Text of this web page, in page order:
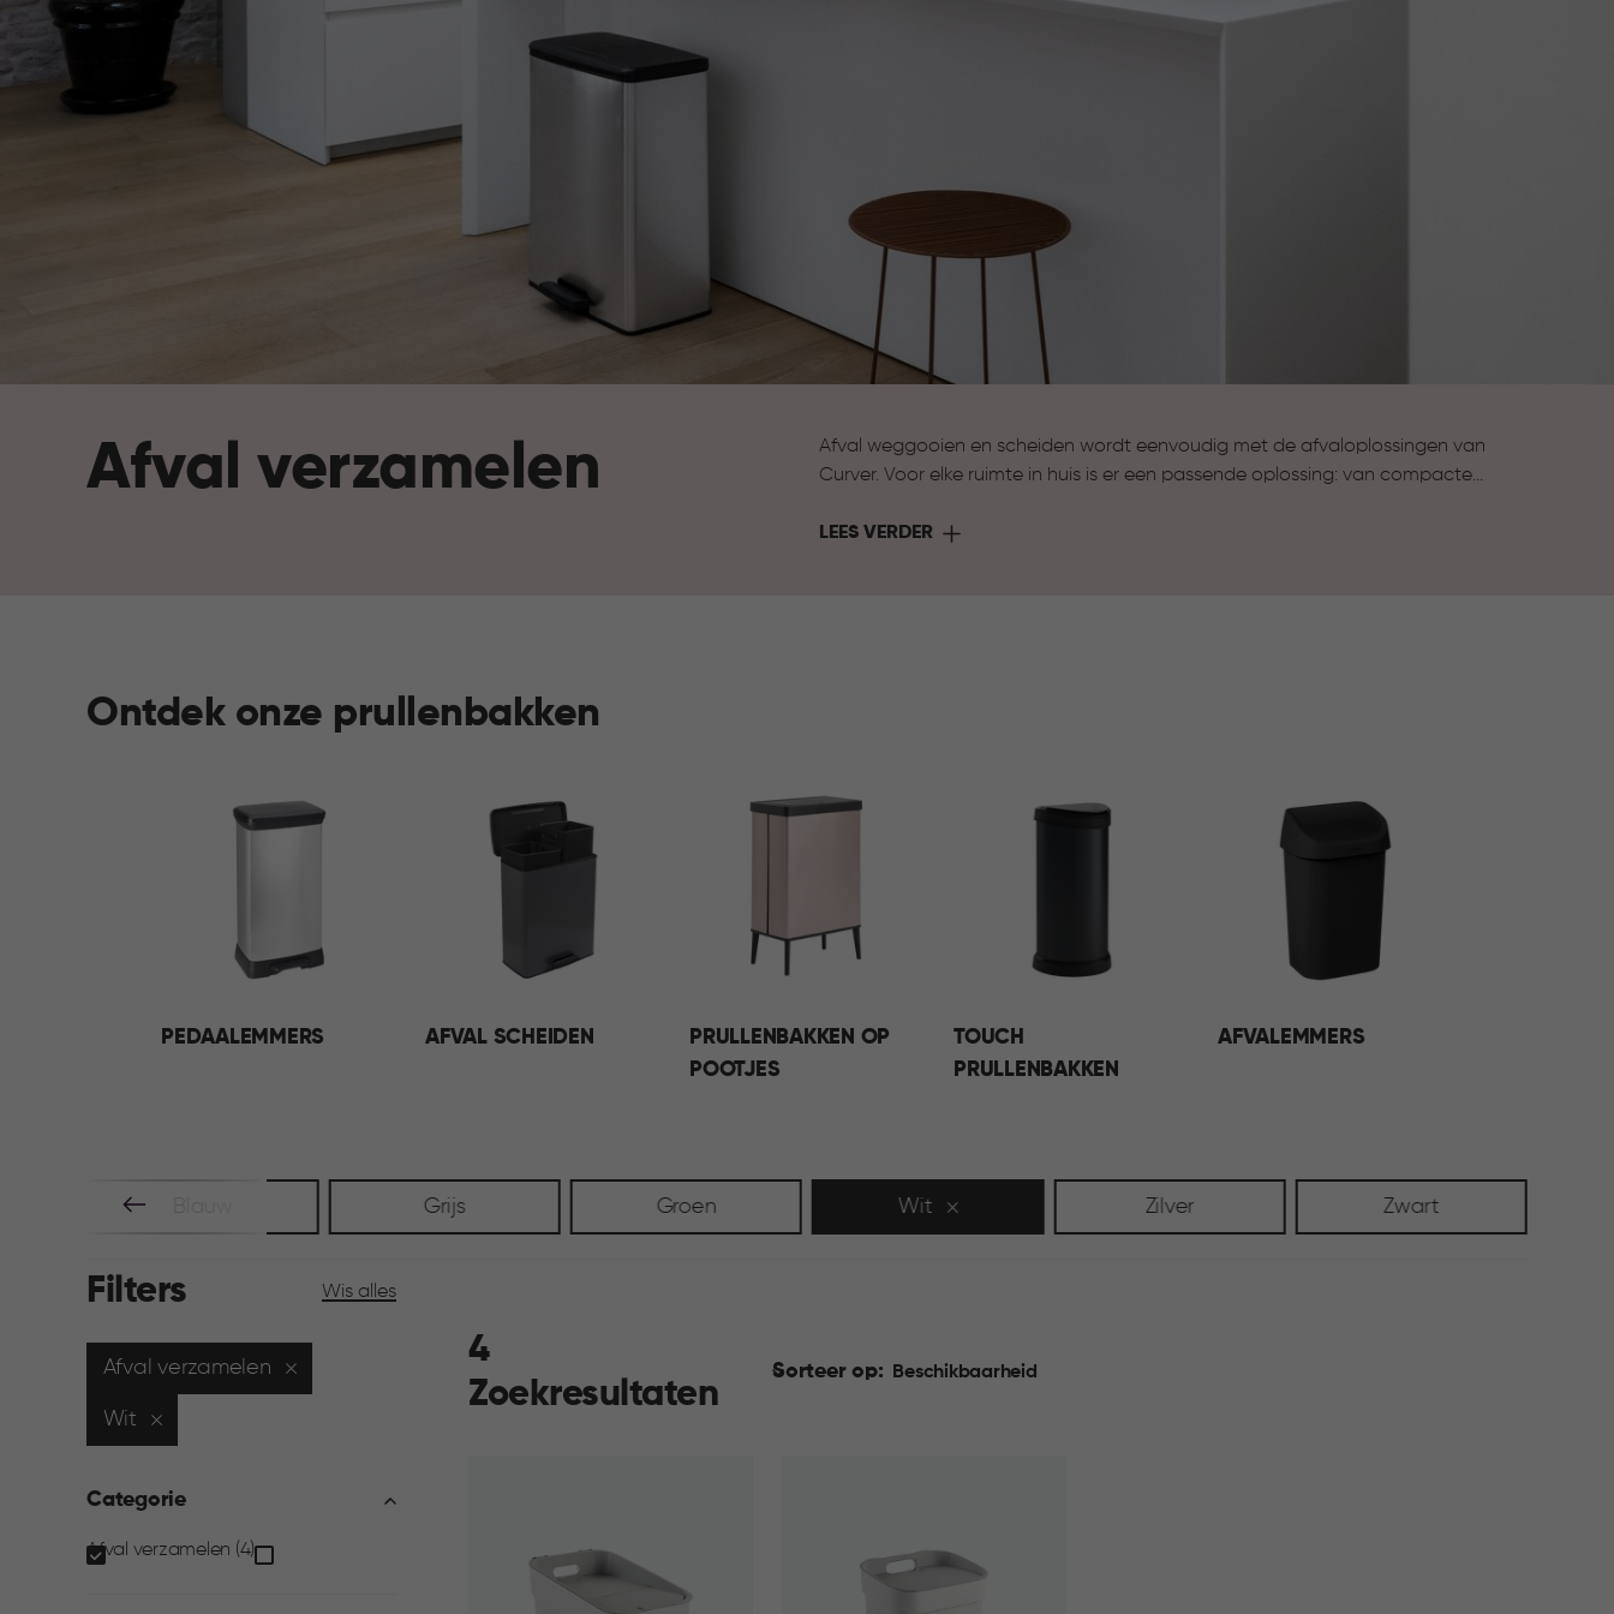
Afval verzamelen
Afval weggooien en scheiden wordt eenvoudig met de afvaloplossingen van
Curver. Voor elke ruimte in huis is er een passende oplossing: van compacte
slimme systemen om afval te scheiden. Met aandacht voor gebruiksgemak,
LEES VERDER
Ontdek onze prullenbakken
PEDAALEMMERS AFVAL SCHEIDEN
PRULLENBAKKEN OP
POOTJES
TOUCH
PRULLENBAKKEN
AFVALEMMERS
Grijs Groen Wit Zilver Zwart
Filters Wis alles
Afval verzamelen
Wit
Categorie
Categorie
Afval verzamelen (4)
Sorteer op: Beschikbaarheid
4
Zoekresultaten